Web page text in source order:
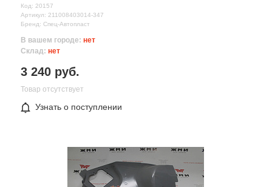
Все поля формы обязательны
Отправляя форму вы соглашаетесь на
Код: 20157
Артикул: 211008403014-347
Бренд: Спец-Автопласт
В вашем городе: нет
Склад: нет
3 240 руб.
Товар отсутствует
Узнать о поступлении